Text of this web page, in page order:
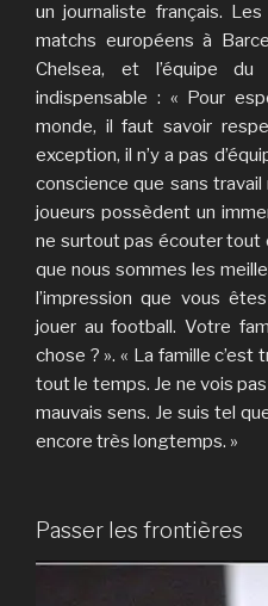
un journaliste français.
matchs européens à
Chelsea, et l’équipe
indispensable : « Pour
monde, il faut savoir
exception, il n’y a pas
conscience que sans travail
joueurs possèdent un
ne surtout pas écouter tout
que nous sommes les
l’impression que vous
jouer au football. Votre
chose ? ». « La famille
tout le temps. Je ne vois
mauvais sens. Je suis tel
encore très longtemps. »
Passer les frontières